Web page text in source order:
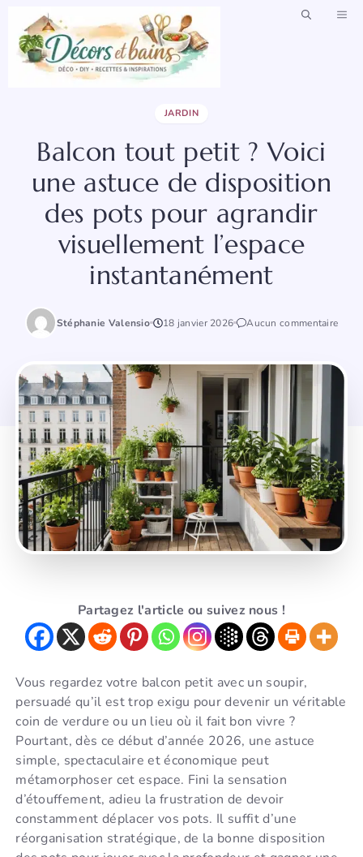
contenu
JARDIN
Balcon tout petit ? Voici
une astuce de disposition
des pots pour agrandir
visuellement l’espace
instantanément
Stéphanie Valensio 18 janvier 2026 Aucun commentaire
Partagez l'article ou suivez nous !
Vous regardez votre balcon petit avec un soupir,
persuadé qu’il est trop exigu pour devenir un véritable
coin de verdure ou un lieu où il fait bon vivre ?
Pourtant, dès ce début d’année 2026, une astuce
simple, spectaculaire et économique peut
métamorphoser cet espace. Fini la sensation
d’étouffement, adieu la frustration de devoir
constamment déplacer vos pots. Il suffit d’une
réorganisation stratégique, de la bonne disposition